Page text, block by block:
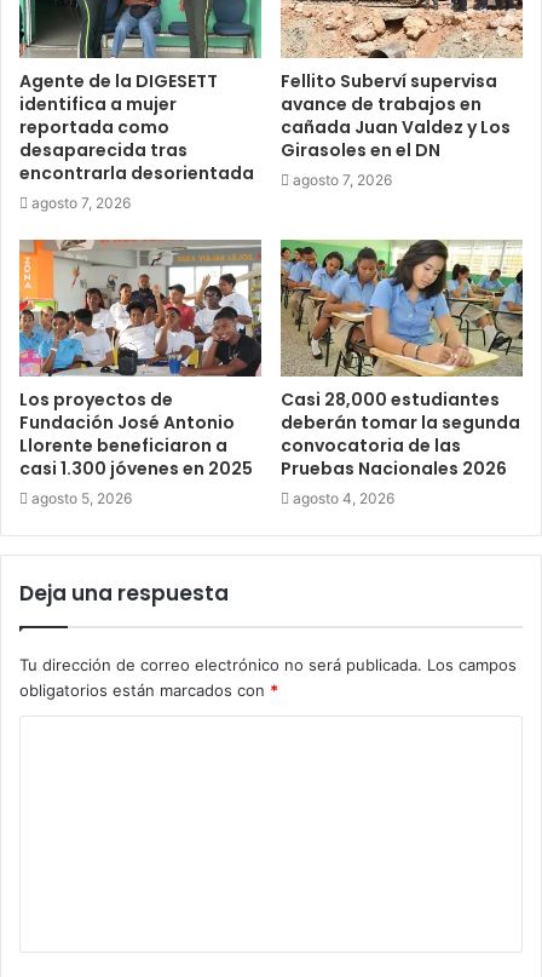
Agente de la DIGESETT
identifica a mujer
reportada como
desaparecida tras
encontrarla desorientada
agosto 7, 2026
Fellito Suberví supervisa
avance de trabajos en
cañada Juan Valdez y Los
Girasoles en el DN
agosto 7, 2026
Los proyectos de
Fundación José Antonio
Llorente beneficiaron a
casi 1.300 jóvenes en 2025
agosto 5, 2026
Casi 28,000 estudiantes
deberán tomar la segunda
convocatoria de las
Pruebas Nacionales 2026
agosto 4, 2026
Deja una respuesta
Tu dirección de correo electrónico no será publicada. Los campos
obligatorios están marcados con *
a